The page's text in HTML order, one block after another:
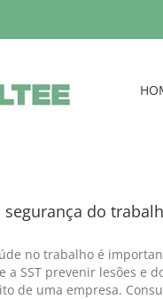
do
no trabalho é
a SST prevenir lesões e
de uma empresa.